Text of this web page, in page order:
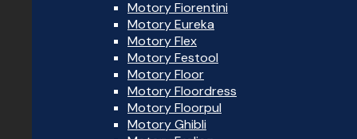
Motory Fiorentini
Motory Eureka
Motory Flex
Motory Festool
Motory Floor
Motory Floordress
Motory Floorpul
Motory Ghibli